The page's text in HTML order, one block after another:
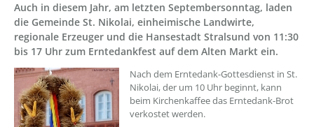
Auch in diesem Jahr, am letzten Septembersonntag, laden
die Gemeinde St. Nikolai, einheimische Landwirte,
regionale Erzeuger und die Hansestadt Stralsund von 11:30
bis 17 Uhr zum Erntedankfest auf dem Alten Markt ein.
??? absaetzeOben[1]/titel ???
Nach dem Erntedank-Gottesdienst in St.
Nikolai, der um 10 Uhr beginnt, kann
beim Kirchenkaffee das Erntedank-Brot
verkostet werden.